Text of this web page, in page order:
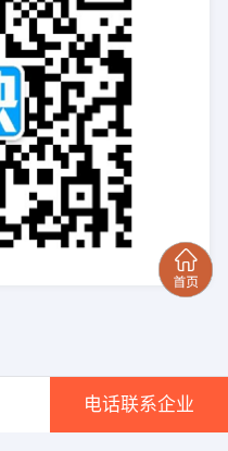
电话联系企业